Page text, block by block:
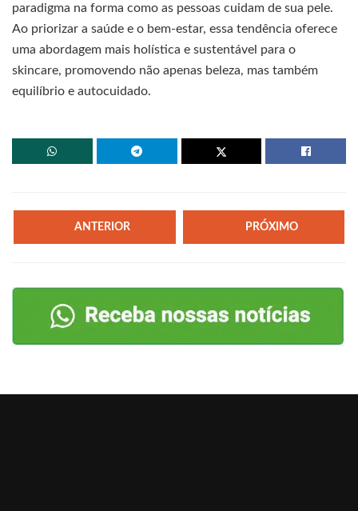
paradigma na forma como as pessoas cuidam de sua pele.
Ao priorizar a saúde e o bem-estar, essa tendência oferece
uma abordagem mais holística e sustentável para o
skincare, promovendo não apenas beleza, mas também
equilíbrio e autocuidado.
ANTERIOR PRÓXIMO